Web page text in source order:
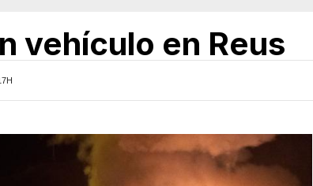
vehículo en Reus